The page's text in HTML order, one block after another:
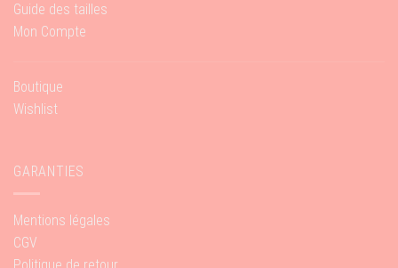
Guide des tailles
Mon Compte
Boutique
Wishlist
GARANTIES
Mentions légales
CGV
Politique de retour